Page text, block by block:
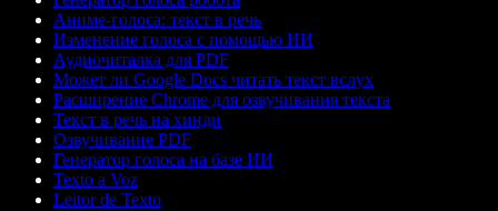
Аниме-голоса: текст в речь
Изменение голоса с помощью ИИ
Аудиочиталка для PDF
Может ли Google Docs читать текст вслух
Расширение Chrome для озвучивания текста
Текст в речь на хинди
Озвучивание PDF
Генератор голоса на базе ИИ
Texto a Voz
Leitor de Texto